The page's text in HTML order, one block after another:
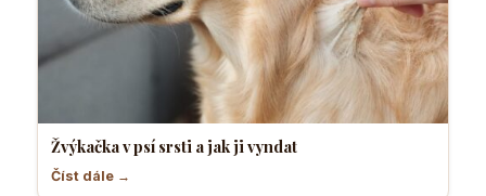
Žvýkačka v psí srsti a jak ji vyndat
Číst dále →